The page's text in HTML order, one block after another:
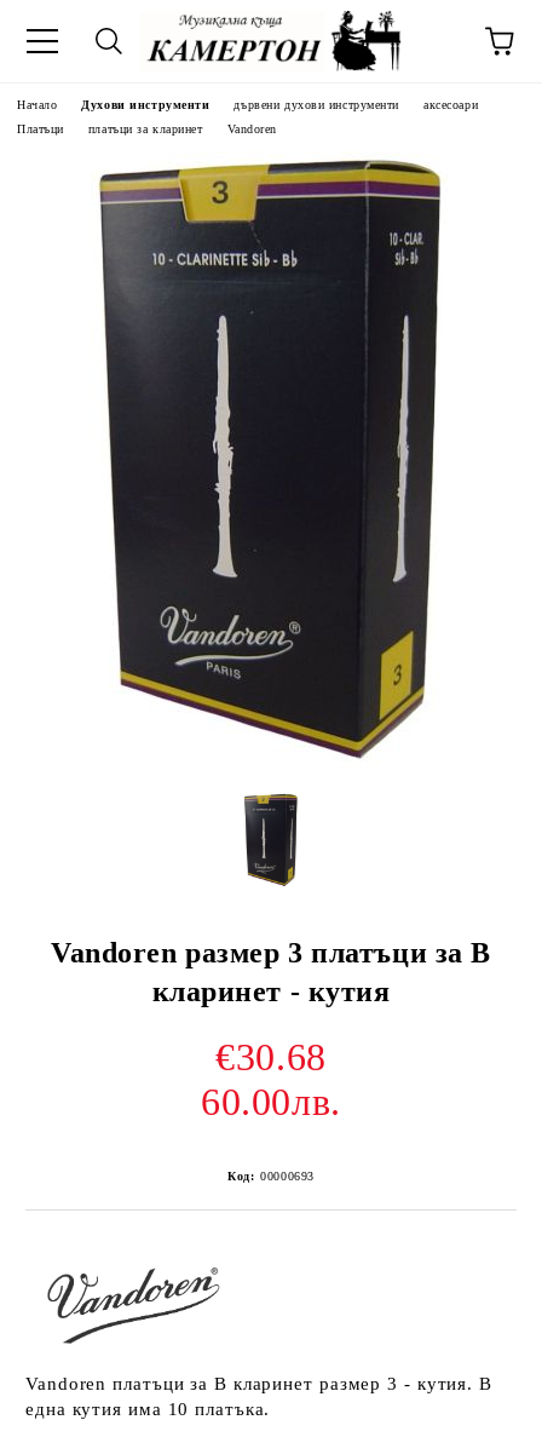
Начало Духови инструменти дървени духови инструменти
аксесоари
Платъци
платъци за кларинет Vandoren
Vandoren размер 3 платъци за В
кларинет - кутия
€30.68
60.00лв.
Код: 00000693
Vandoren платъци за В кларинет размер 3 - кутия. В
една кутия има 10 платъка.